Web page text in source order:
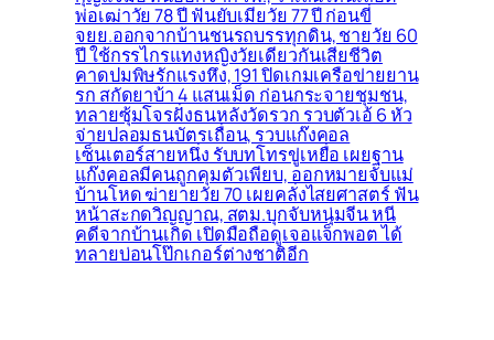
พ่อเฒ่าวัย 78 ปี ฟันยับเมียวัย 77 ปี ก่อนขี่
จยย.ออกจากบ้านชนรถบรรทุกดิน, ชายวัย 60
ปี ใช้กรรไกรแทงหญิงวัยเดียวกันเสียชีวิต
คาดปมพิษรักแรงหึง, 191 ปิดเกมเครือข่ายยาน
รก สกัดยาบ้า 4 แสนเม็ด ก่อนกระจายชุมชน,
ทลายซุ้มโจรฝั่งธนหลังวัดรวก รวบตัวเอ้ 6 หัว
จ่ายปลอมธนบัตรเถื่อน, รวบแก๊งคอล
เซ็นเตอร์สายหนึ่ง รับบทโทรขู่เหยื่อ เผยฐาน
แก๊งคอลมีคนถูกคุมตัวเพียบ, ออกหมายจับแม่
บ้านโหด ฆ่ายายวัย 70 เผยคลั่งไสยศาสตร์ ฟัน
หน้าสะกดวิญญาณ, สตม.บุกจับหนุ่มจีน หนี
คดีจากบ้านเกิด เปิดมือถือดูเจอแจ็กพอต ได้
ทลายบ่อนโป๊กเกอร์ต่างชาติอีก